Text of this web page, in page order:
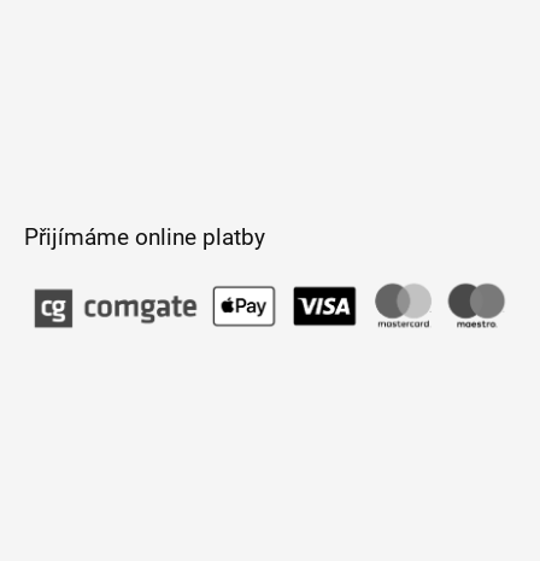
Přijímáme online platby